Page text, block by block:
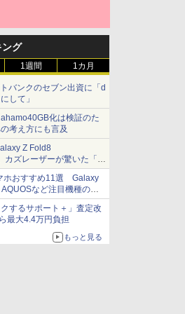
ング
1週間 1カ月
バンクのセブン出資に「d
して」
化は検証のた
考え方にも言及
Z Fold8
カズレーザーが驚いた「そ
薄さ」
ホおすすめ11選 Galaxy
など注目機種の特
するサポート＋」査定改
最大4.4万円負担
もっと見る